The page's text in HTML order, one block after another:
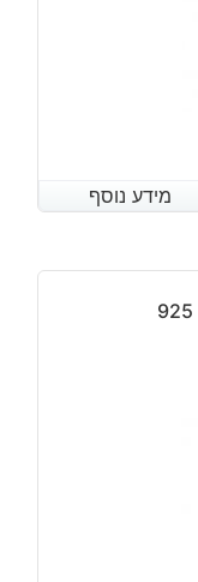
מידע נוסף
מידע נוסף